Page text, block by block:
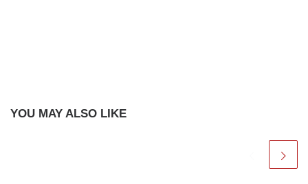
YOU MAY ALSO LIKE